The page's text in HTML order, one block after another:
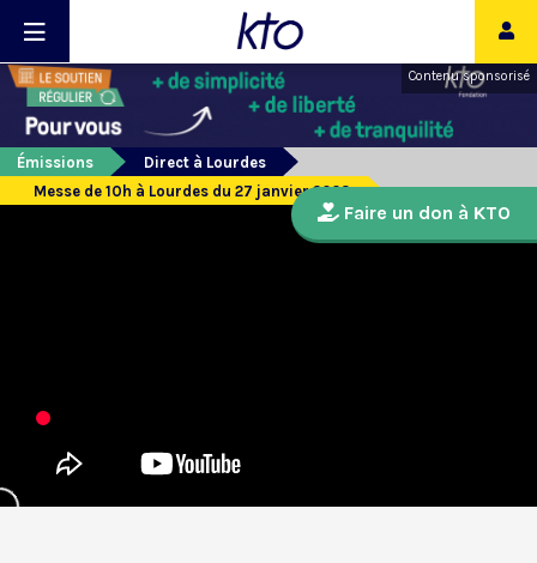
Contenu sponsorisé
Émissions
Direct à Lourdes
Messe de 10h à Lourdes du 27 janvier 2023
Faire un don à KTO